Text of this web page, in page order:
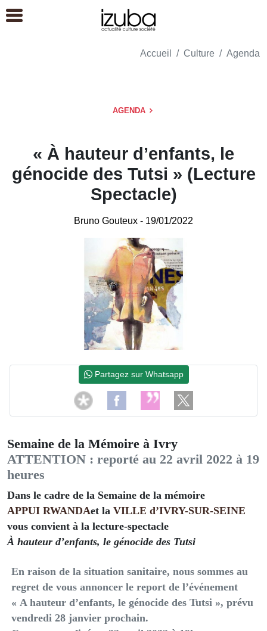
Accueil Culture Agenda
AGENDA
« À hauteur d’enfants, le
génocide des Tutsi » (Lecture
Spectacle)
Bruno Gouteux - 19/01/2022
Semaine de la Mémoire à Ivry
ATTENTION : reporté au 22 avril 2022 à 19
heures
Dans le cadre de la Semaine de la mémoire
APPUI RWANDAet la VILLE d’IVRY-SUR-SEINE
vous convient à la lecture-spectacle
À hauteur d’enfants, le génocide des Tutsi
En raison de la situation sanitaire, nous sommes au
regret de vous annoncer le report de l’événement
« A hauteur d’enfants, le génocide des Tutsi », prévu
vendredi 28 janvier prochain.
Partagez sur Whatsapp